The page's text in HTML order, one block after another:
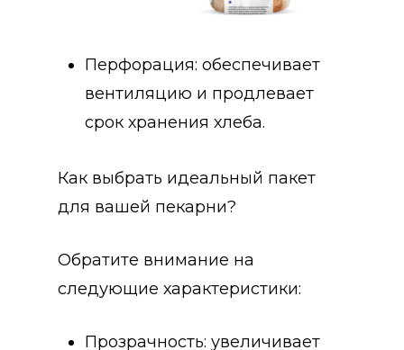
Перфорация: обеспечивает
вентиляцию и продлевает
срок хранения хлеба.
Как выбрать идеальный пакет
для вашей пекарни?
Обратите внимание на
следующие характеристики:
Прозрачность: увеличивает